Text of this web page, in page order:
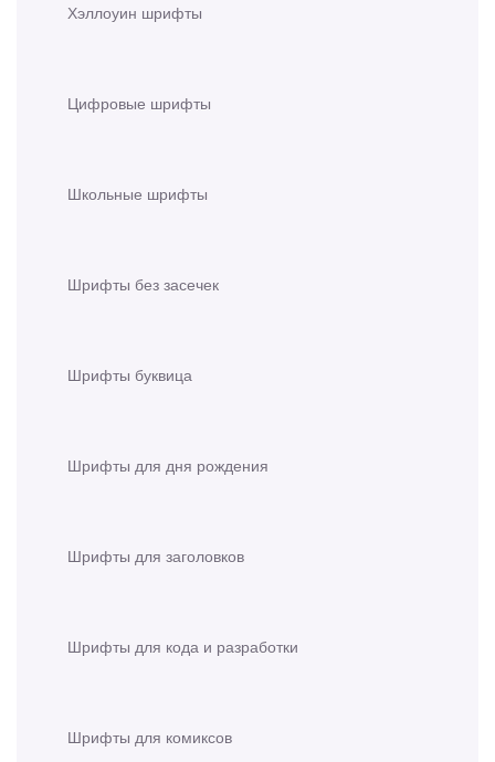
Хэллоуин шрифты
Цифровые шрифты
Школьные шрифты
Шрифты без засечек
Шрифты буквица
Шрифты для дня рождения
Шрифты для заголовков
Шрифты для кода и разработки
Шрифты для комиксов